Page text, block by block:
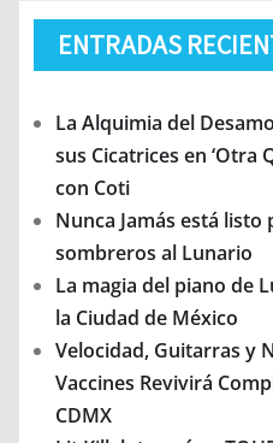
ENTRADAS
La Alquimia del
sus Cicatrices en ‘Otra
con Coti
Nunca Jamás está
sombreros al Lunario
La magia del piano de
la Ciudad de México
Velocidad, Guitarras y
Vaccines Revivirá
CDMX